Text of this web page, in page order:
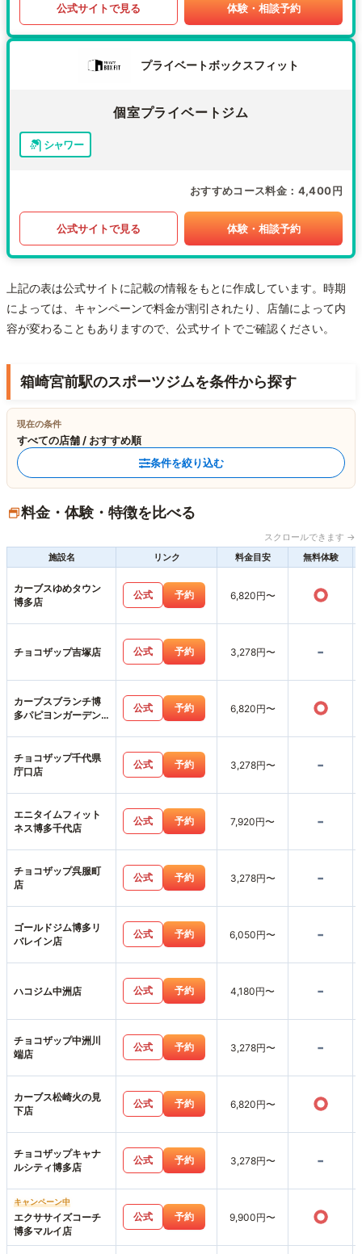
公式サイトで見る 体験・相談予約
プライベートボックスフィット
個室プライベートジム
シャワー
おすすめコース料金 4,400円
公式サイトで見る 体験・相談予約
上記の表は公式サイトに記載の情報をもとに作成しています。時期
によっては、キャンペーンで料金が割引されたり、店舗によって内
容が変わることもありますので、公式サイトでご確認ください。
箱崎宮前駅のスポーツジムを条件から探す
現在の条件
すべての店舗 / おすすめ順
条件を絞り込む
料金・体験・特徴を比べる
スクロールできます →
施設名
リンク 料金目安 無料体験
カーブスゆめタウン
博多店
公式 予約 6,820円〜 ○
チョコザップ吉塚店 公式 予約 3,278円〜 -
カーブスブランチ博
多パピヨンガーデン
公式 予約 6,820円〜 ○
チョコザップ千代県
庁口店
公式 予約 3,278円〜 -
エニタイムフィット
ネス博多千代店
公式 予約 7,920円〜 -
チョコザップ呉服町
店
公式 予約 3,278円〜 -
ゴールドジム博多リ
バレイン店
公式 予約 6,050円〜 -
ハコジム中洲店 公式 予約 4,180円〜 -
チョコザップ中洲川
端店
公式 予約 3,278円〜 -
カーブス松崎火の見
下店
公式 予約 6,820円〜 ○
チョコザップキャナ
ルシティ博多店
公式 予約 3,278円〜 -
キャンペーン中
エクササイズコーチ
博多マルイ店
公式 予約 9,900円〜 ○